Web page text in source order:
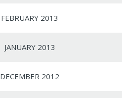
FEBRUARY 2013
JANUARY 2013
DECEMBER 2012